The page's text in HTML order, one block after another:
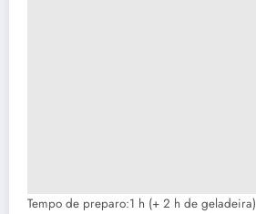
Tempo de preparo:1 h (+ 2 h de geladeira)